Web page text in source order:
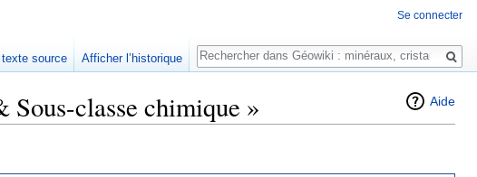
Aide
Sous-classe chimique »
Se connecter
source Afficher l’historique
Rechercher